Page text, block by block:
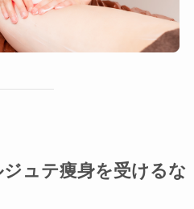
ュテ痩身を受けるな